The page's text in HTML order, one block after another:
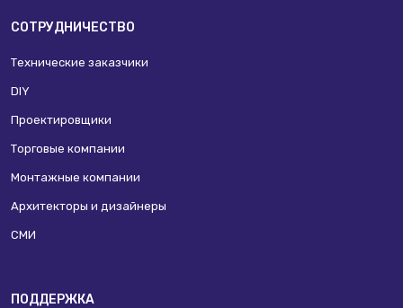
СОТРУДНИЧЕСТВО
Технические заказчики
DIY
Проектировщики
Торговые компании
Монтажные компании
Архитекторы и дизайнеры
СМИ
ПОДДЕРЖКА